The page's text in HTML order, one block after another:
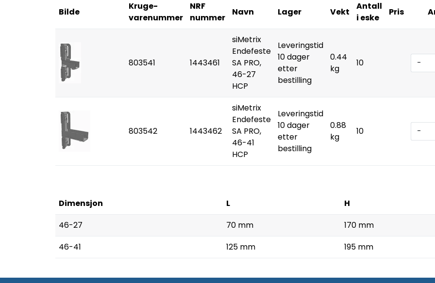
Bilde
Kruge-
varenummer
NRF
nummer
Navn Lager Vekt
Antall
i eske
Pris
803541 1443461
siMetrix
Endefeste
SA PRO,
46-27
HCP
Leveringstid
10 dager
etter
bestilling
0.44
kg
10 -
803542 1443462
siMetrix
Endefeste
SA PRO,
46-41
HCP
Leveringstid
10 dager
etter
bestilling
0.88
kg
10 -
Dimensjon L H
46-27
70 mm 170 mm
46-41
125 mm 195 mm